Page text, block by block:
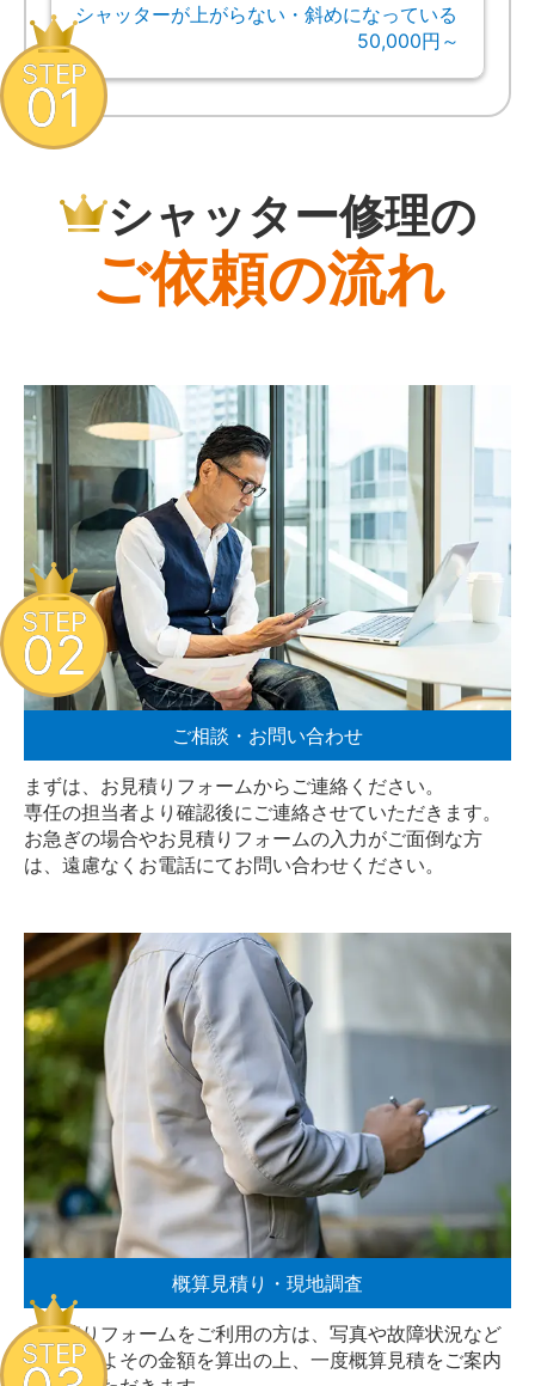
シャッターが上がらない・斜めになっている
50,000円～
シャッター修理の
ご依頼の流れ
STEP
01
ご相談・お問い合わせ
まずは、お見積りフォームからご連絡ください。
専任の担当者より確認後にご連絡させていただきます。
お急ぎの場合やお見積りフォームの入力がご面倒な方
は、遠慮なく お電話にてお問い合わせください。
STEP
02
概算見積り・現地調査
お見積りフォームをご利用の方は、写真や故障状況など
からおおよその金額を算出の上、一度概算見積をご案内
STEP